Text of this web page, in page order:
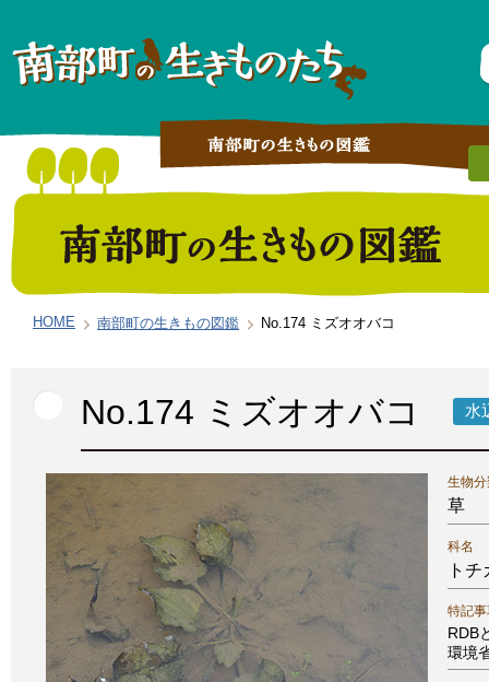
HOME 南部町の生きもの図鑑 No.174 ミズオオバコ
No.174 ミズオオバコ 水
生物
草
科名
ト
特記
RDB
環境